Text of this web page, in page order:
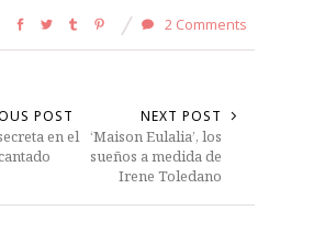
2 Comments
POST
en el
NEXT POST
‘Maison Eulalia’, los
sueños a medida de
Irene Toledano